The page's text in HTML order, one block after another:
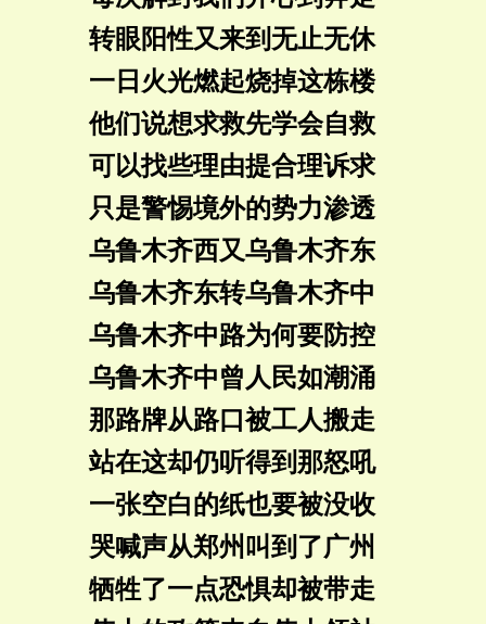
转眼阳性又来到无止无休
一日火光燃起烧掉这栋楼
他们说想求救先学会自救
可以找些理由提合理诉求
只是警惕境外的势力渗透
乌鲁木齐西又乌鲁木齐东
乌鲁木齐东转乌鲁木齐中
乌鲁木齐中路为何要防控
乌鲁木齐中曾人民如潮涌
那路牌从路口被工人搬走
站在这却仍听得到那怒吼
一张空白的纸也要被没收
哭喊声从郑州叫到了广州
牺牲了一点恐惧却被带走